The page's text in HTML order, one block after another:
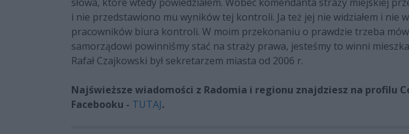
i nie przedstawiono mu wyników tej kontroli. Ja też jej nie widziałem i nie
pracowników biura kontroli. W moim przekonaniu o prawdzie trzeba
samorządowi powinniśmy stać na straży prawa, jesteśmy to winni
Rafał Czajkowski był sekretarzem miasta od 2006 r.
Najświeższe wiadomości z Radomia i regionu znajdziesz na profilu
Facebooku - TUTAJ.